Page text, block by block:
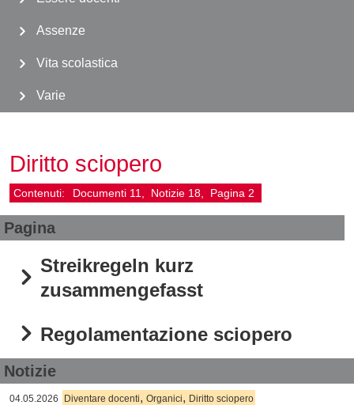
Diritto sciopero
Contenuti: Documenti 11 Notizie 18 Pagina 2
Pagina
Streikregeln kurz
zusammengefasst
Regolamentazione sciopero
Notizie
04.05.2026 Diventare docenti, Organici, Diritto sciopero
Assenze
Vita scolastica
Varie